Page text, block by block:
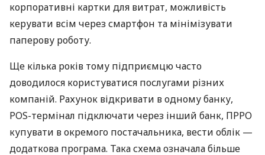
корпоративні картки для витрат, можливість
керувати всім через смартфон та мінімізувати
паперову роботу.
Ще кілька років тому підприємцю часто
доводилося користуватися послугами різних
компаній. Рахунок відкривати в одному банку,
POS-термінал підключати через інший банк, ПРРО
купувати в окремого постачальника, вести облік —
додаткова програма. Така схема означала більше